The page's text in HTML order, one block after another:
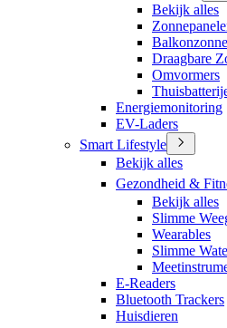
Bekijk alles
Draagbare
Omvormers
Energiemonitoring
EV-Laders
Smart Lifestyle
Bekijk alles
Gezondheid &
Bekijk alles
Slimme
Wearables
Slimme
E-Readers
Bluetooth Trackers
Huisdieren